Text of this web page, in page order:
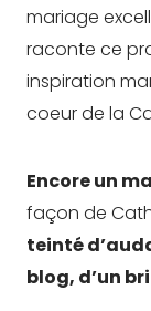
mariage
raconte ce
inspiration
coeur de la
Encore un
façon de
teinté
blog, d’un